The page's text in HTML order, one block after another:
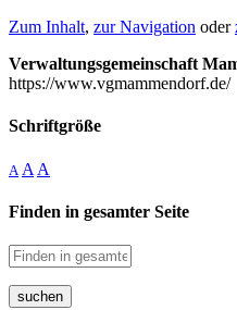
Zum Inhalt, zur Navigation oder
Verwaltungsgemeinschaft
https://www.vgmammendorf.de/
Schriftgröße
A A A
Finden in gesamter Seite
suchen